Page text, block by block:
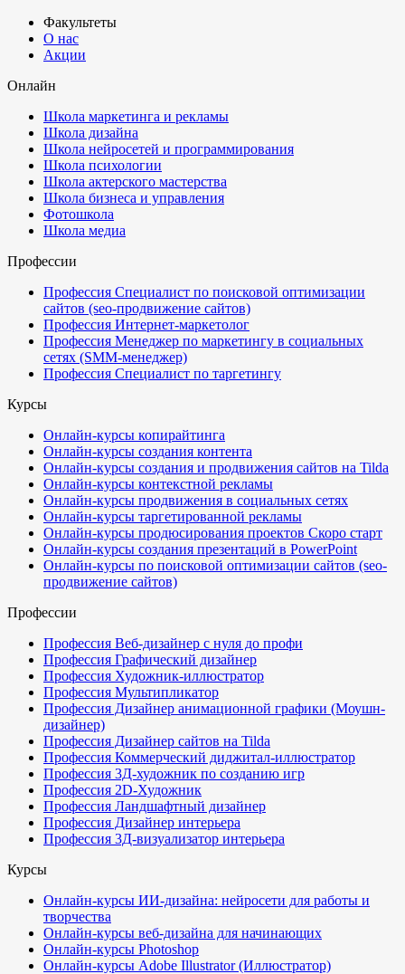
Факультеты
О нас
Акции
Онлайн
Школа маркетинга и рекламы
Школа дизайна
Школа нейросетей и программирования
Школа психологии
Школа актерского мастерства
Школа бизнеса и управления
Фотошкола
Школа медиа
Профессии
Профессия Специалист по поисковой оптимизации
сайтов (seo-продвижение сайтов)
Профессия Интернет-маркетолог
Профессия Менеджер по маркетингу в социальных
сетях (SMM-менеджер)
Профессия Специалист по таргетингу
Курсы
Онлайн-курсы копирайтинга
Онлайн-курсы создания контента
Онлайн-курсы создания и продвижения сайтов на Tilda
Онлайн-курсы контекстной рекламы
Онлайн-курсы продвижения в социальных сетях
Онлайн-курсы таргетированной рекламы
Онлайн-курсы продюсирования проектов Скоро старт
Онлайн-курсы создания презентаций в PowerPoint
Онлайн-курсы по поисковой оптимизации сайтов (seo-
продвижение сайтов)
Профессии
Профессия Веб-дизайнер с нуля до профи
Профессия Графический дизайнер
Профессия Художник-иллюстратор
Профессия Мультипликатор
Профессия Дизайнер анимационной графики (Моушн-
дизайнер)
Профессия Дизайнер сайтов на Tilda
Профессия Коммерческий диджитал-иллюстратор
Профессия 3Д-художник по созданию игр
Профессия 2D-Художник
Профессия Ландшафтный дизайнер
Профессия Дизайнер интерьера
Профессия 3Д-визуализатор интерьера
Курсы
Онлайн-курсы ИИ-дизайна: нейросети для работы и
творчества
Онлайн-курсы веб-дизайна для начинающих
Онлайн-курсы Photoshop
Онлайн-курсы Adobe Illustrator (Иллюстратор)